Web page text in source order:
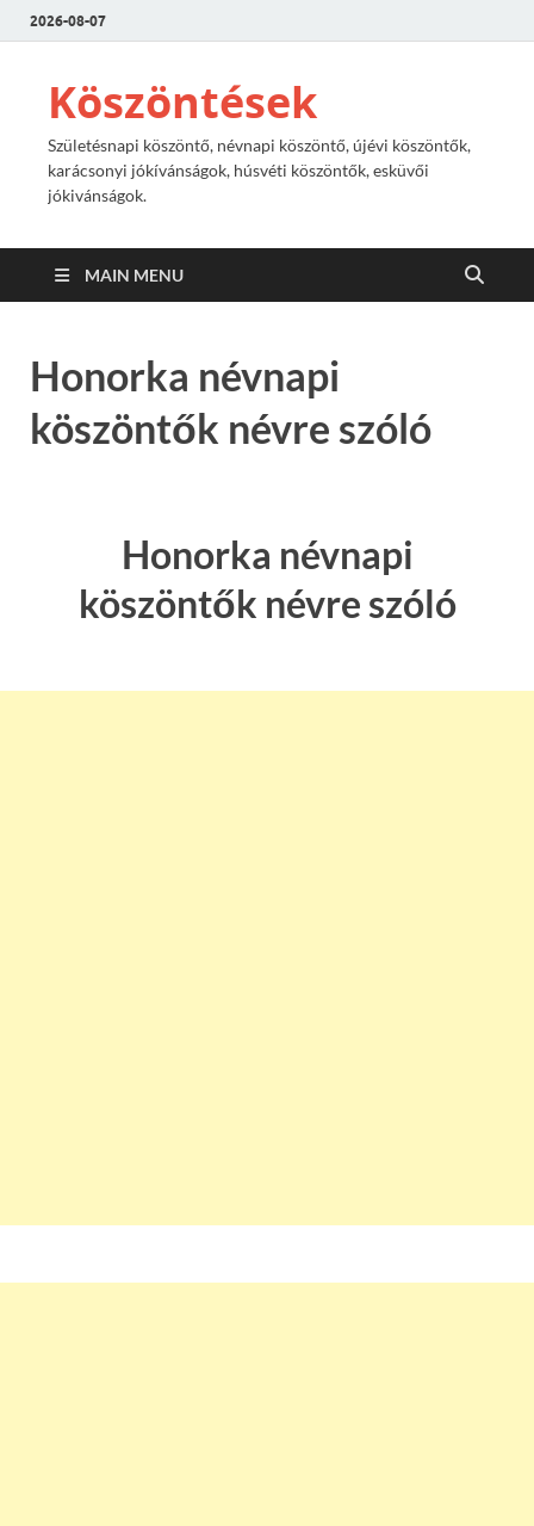
2026-08-07
Köszöntések
Születésnapi köszöntő, névnapi köszöntő, újévi köszöntők,
karácsonyi jókívánságok, húsvéti köszöntők, esküvői
jókivánságok.
MAIN MENU
Honorka névnapi
köszöntők névre szóló
Honorka névnapi
köszöntők névre szóló